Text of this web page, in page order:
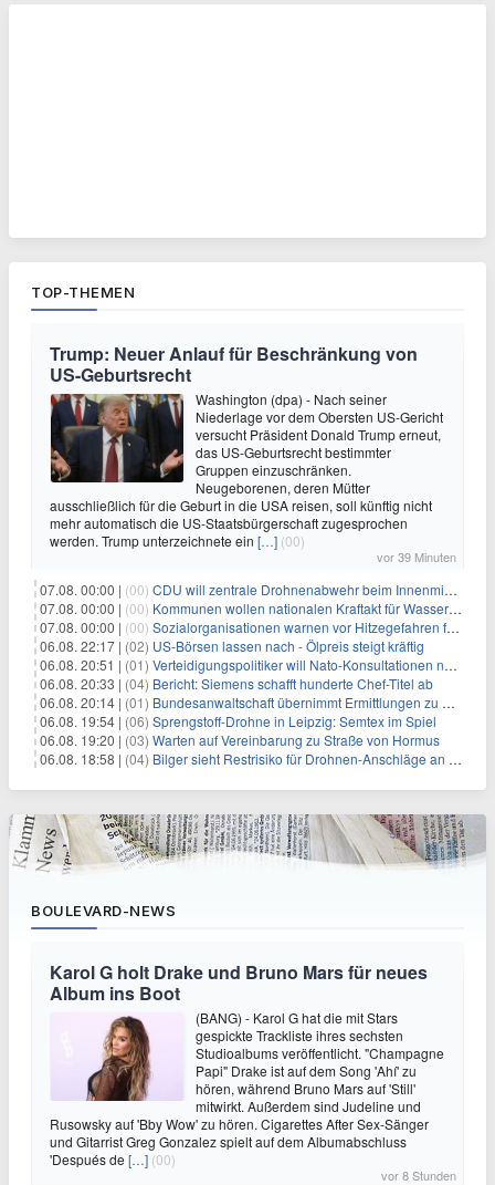
TOP-THEMEN
Trump: Neuer Anlauf für Beschränkung von
US-Geburtsrecht
Washington (dpa) - Nach seiner
Niederlage vor dem Obersten US-Gericht
versucht Präsident Donald Trump erneut,
das US-Geburtsrecht bestimmter
Gruppen einzuschränken.
Neugeborenen, deren Mütter
ausschließlich für die Geburt in die USA reisen, soll künftig nicht
mehr automatisch die US-Staatsbürgerschaft zugesprochen
werden. Trump unterzeichnete ein […] (00)
vor 39 Minuten
07.08. 00:00 | (00) CDU will zentrale Drohnenabwehr beim Innenministerium
07.08. 00:00 | (00) Kommunen wollen nationalen Kraftakt für Wasserversorgung
07.08. 00:00 | (00) Sozialorganisationen warnen vor Hitzegefahren für Obdachlose
06.08. 22:17 | (02) US-Börsen lassen nach - Ölpreis steigt kräftig
06.08. 20:51 | (01) Verteidigungspolitiker will Nato-Konsultationen nach Drohnenfund
06.08. 20:33 | (04) Bericht: Siemens schafft hunderte Chef-Titel ab
06.08. 20:14 | (01) Bundesanwaltschaft übernimmt Ermittlungen zu Drohnenvorfall
06.08. 19:54 | (06) Sprengstoff-Drohne in Leipzig: Semtex im Spiel
06.08. 19:20 | (03) Warten auf Vereinbarung zu Straße von Hormus
06.08. 18:58 | (04) Bilger sieht Restrisiko für Drohnen-Anschläge an Flughäfen
BOULEVARD-NEWS
Karol G holt Drake und Bruno Mars für neues
Album ins Boot
(BANG) - Karol G hat die mit Stars
gespickte Trackliste ihres sechsten
Studioalbums veröffentlicht. "Champagne
Papi" Drake ist auf dem Song 'Ahí' zu
hören, während Bruno Mars auf 'Still'
mitwirkt. Außerdem sind Judeline und
Rusowsky auf 'Bby Wow' zu hören. Cigarettes After Sex-Sänger
und Gitarrist Greg Gonzalez spielt auf dem Albumabschluss
'Después de […] (00)
vor 8 Stunden